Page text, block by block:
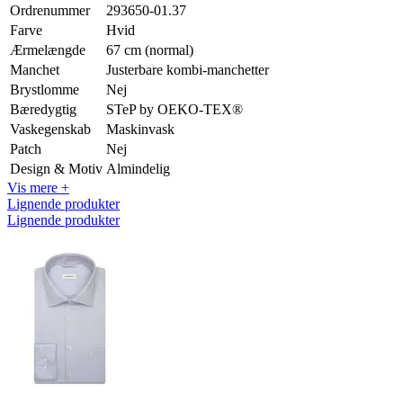
Ordrenummer
293650-01.37
Farve
Hvid
Ærmelængde
67 cm (normal)
Manchet
Justerbare kombi-manchetter
Brystlomme
Nej
Bæredygtig
STeP by OEKO-TEX®
Vaskegenskab
Maskinvask
Patch
Nej
Design & Motiv Almindelig
Vis mere +
Lignende produkter
Lignende produkter